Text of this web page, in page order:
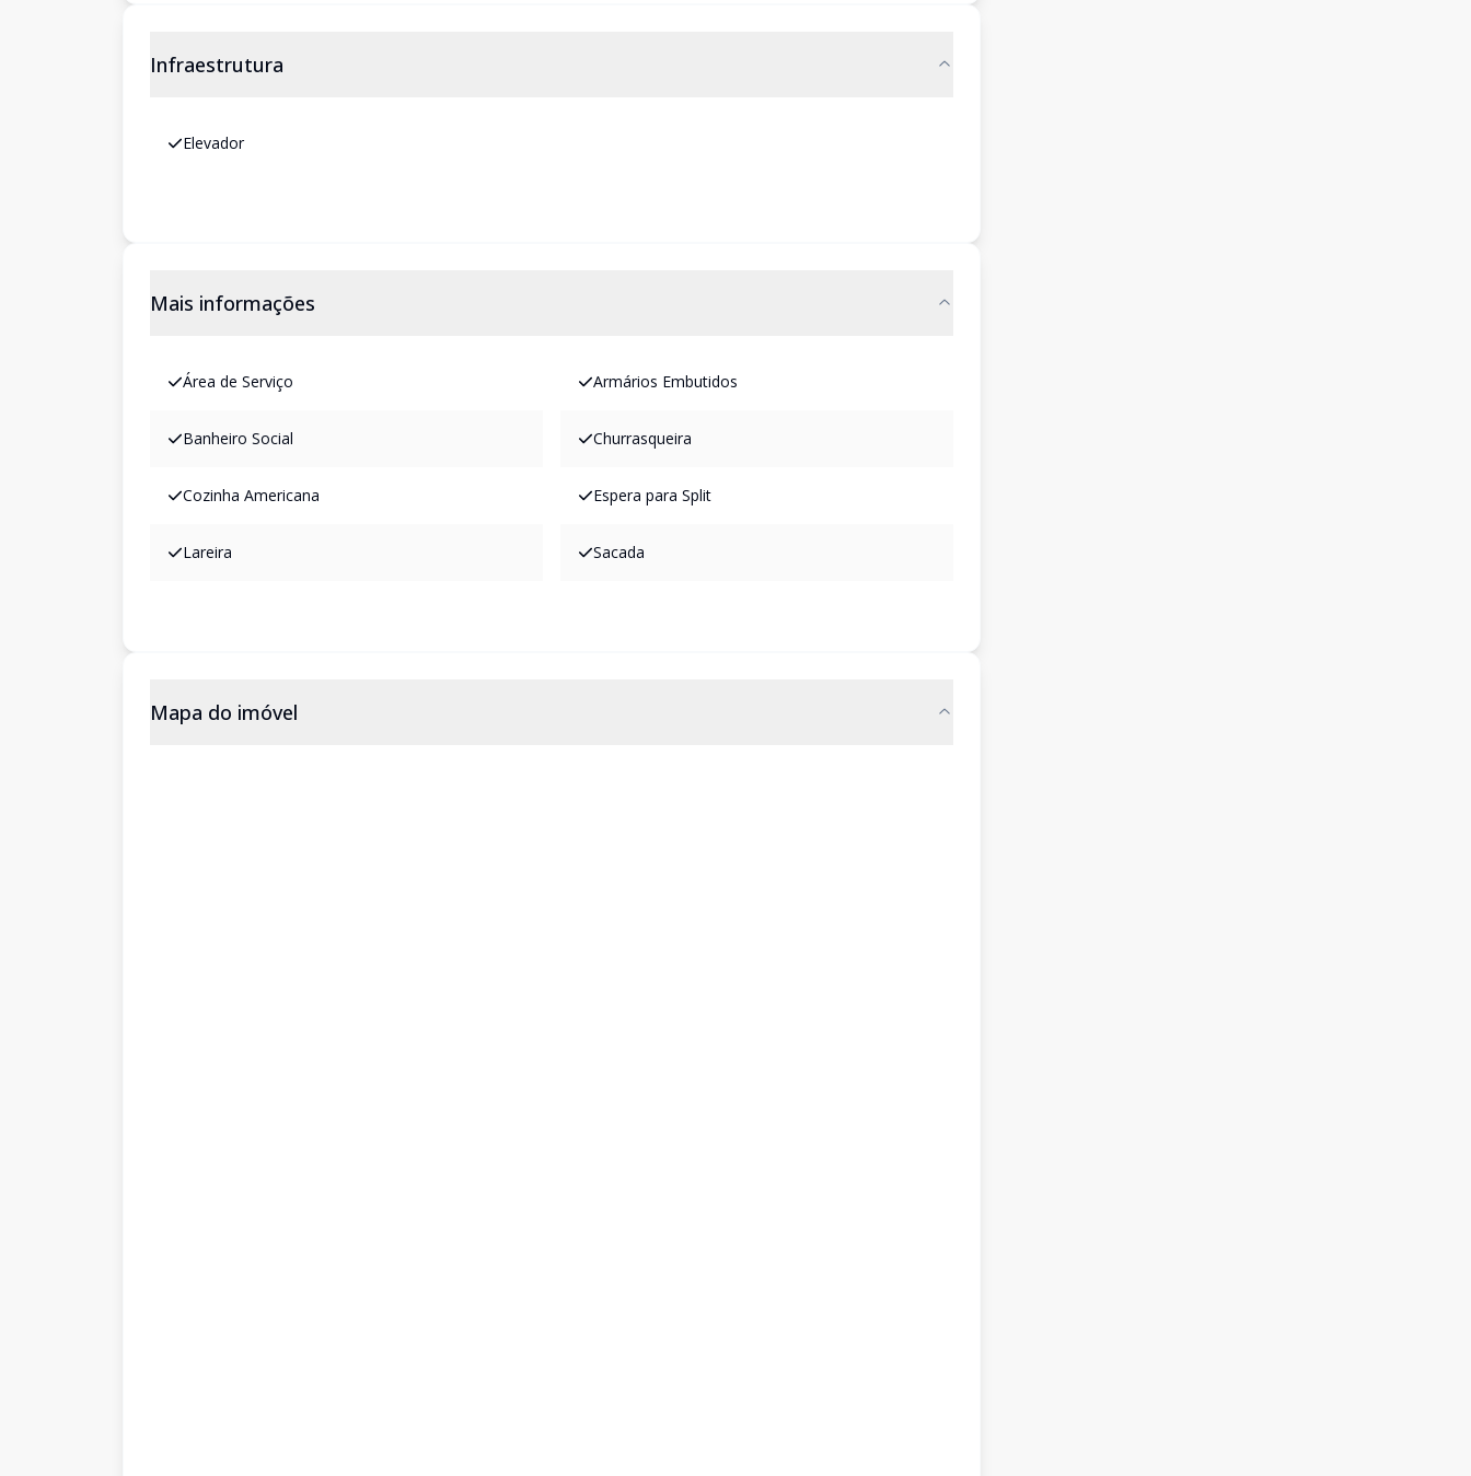
Infraestrutura
Elevador
Mais informações
Área de Serviço Armários Embutidos
Banheiro Social Churrasqueira
Cozinha Americana Espera para Split
Lareira Sacada
Mapa do imóvel